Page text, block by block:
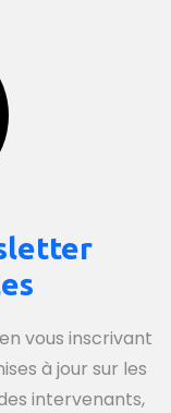
vous inscrivant
à jour sur les
intervenants,